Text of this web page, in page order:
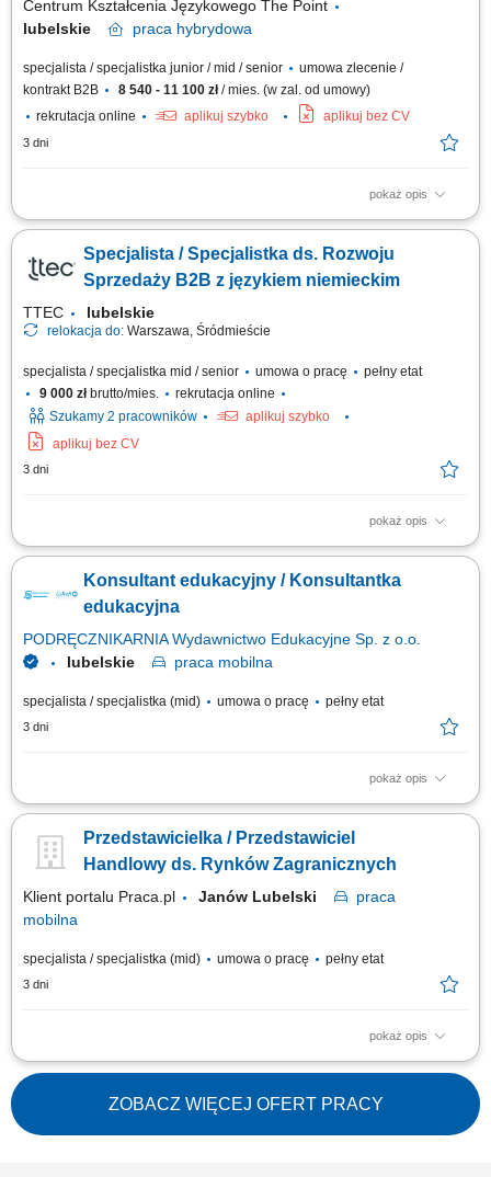
Centrum Kształcenia Językowego The Point
lubelskie
praca hybrydowa
specjalista / specjalistka junior / mid / senior
umowa zlecenie /
kontrakt B2B
8 540 - 11 100 zł/ mies. (w zal. od umowy)
rekrutacja online
aplikuj szybko aplikuj bez CV
3 dni
pokaż opis
Czym zajmuje się Konsultant Oświatowy / Konsultantka Oświatowa?
szkolnej/akademickiej na spotkaniach w placówkach oświatowych
umówionych przez The Point. Umawianiem i przeprowadzaniem rozmów
Specjalista / Specjalistka ds. Rozwoju
Sprzedaży B2B z językiem niemieckim
TTEC lubelskie
relokacja do: Warszawa, Śródmieście
specjalista / specjalistka mid / senior umowa o pracę
pełny etat
9 000 złbrutto/mies.
rekrutacja online
Szukamy 2 pracowników
aplikuj szybko
aplikuj bez CV
3 dni
pokaż opis
Opis stanowiska wyszukiwanie i analizowanie potencjalnych klientów
sprzedażowych oraz kwalifikowanie leadów dla zespołu handlowego,
prowadzenie pierwszego kontaktu z potencjalnymi klientami i badanie ich
Konsultant edukacyjny / Konsultantka
edukacyjna
PODRĘCZNIKARNIA Wydawnictwo Edukacyjne Sp. z o.o.
lubelskie
praca mobilna
specjalista / specjalistka (mid) umowa o pracę pełny etat
3 dni
pokaż opis
Opis stanowiska: Pozyskiwanie nowych partnerów biznesowych oraz
wychowawczego; Przeprowadzanie bezpośrednich spotkań handlowych i
prezentacja asortymentu wyposażenia, sprzętu multimedialnego oraz
Przedstawicielka / Przedstawiciel
Handlowy ds. Rynków Zagranicznych
Klient portalu Praca.pl Janów Lubelski
praca
mobilna
specjalista / specjalistka (mid) umowa o pracę pełny etat
3 dni
pokaż opis
Aktywne pozyskiwanie nowych klientów biznesowych oraz partnerów
handlowych na rynkach zagranicznych. Rozwijanie współpracy z
obecnymi kontrahentami i budowanie długofalowych relacji.
Przygotowywanie ofert handlowych oraz prowadzenie negocjacji w
języku obcym. Realizacja celów sprzedażowych i...
ZOBACZ WIĘCEJ OFERT PRACY